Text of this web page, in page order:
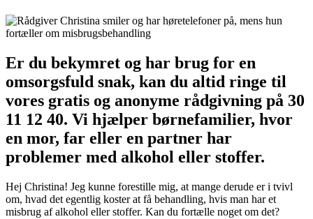
Er du bekymret og har brug for en
omsorgsfuld snak, kan du altid ringe til
vores gratis og anonyme rådgivning på 30
11 12 40. Vi hjælper børnefamilier, hvor
en mor, far eller en partner har
problemer med alkohol eller stoffer.
Hej Christina! Jeg kunne forestille mig, at mange derude er i tvivl
om, hvad det egentlig koster at få behandling, hvis man har et
misbrug af alkohol eller stoffer. Kan du fortælle noget om det?